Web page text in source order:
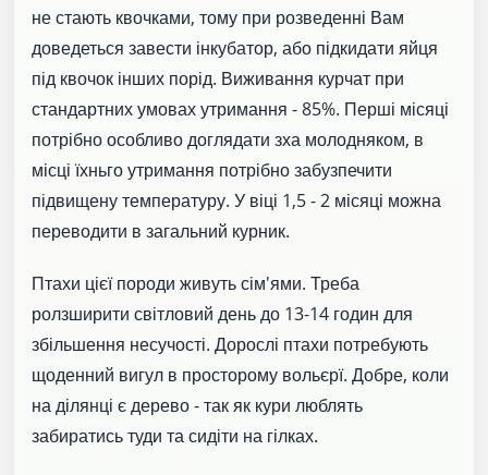
не стають квочками, тому при розведенні Вам
доведеться завести інкубатор, або підкидати яйця
під квочок інших порід. Виживання курчат при
стандартних умовах утримання - 85%. Перші місяці
потрібно особливо доглядати зха молодняком, в
місці їхньго утримання потрібно забузпечити
підвищену температуру. У віці 1,5 - 2 місяці можна
переводити в загальний курник.
Птахи цієї породи живуть сім'ями. Треба
ролзширити світловий день до 13-14 годин для
збільшення несучості. Дорослі птахи потребують
щоденний вигул в просторому вольєрї. Добре, коли
на ділянці є дерево - так як кури люблять
забиратись туди та сидіти на гілках.